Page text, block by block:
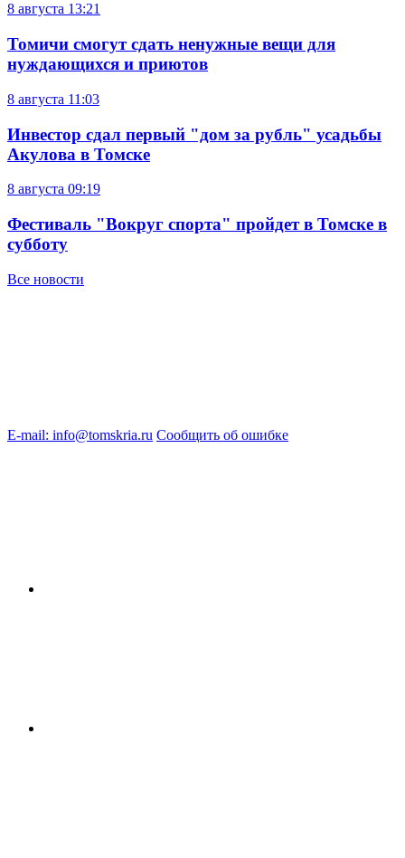
8 августа 13:21
Томичи смогут сдать ненужные вещи для
нуждающихся и приютов
8 августа 11:03
Инвестор сдал первый "дом за рубль" усадьбы
Акулова в Томске
8 августа 09:19
Фестиваль "Вокруг спорта" пройдет в Томске в
субботу
Все новости
E-mail: info@tomskria.ru Сообщить об ошибке